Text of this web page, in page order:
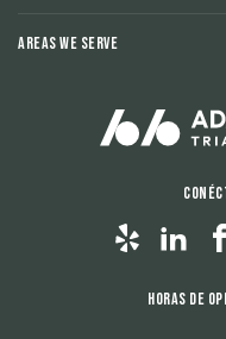
Areas We Serve
Horas de